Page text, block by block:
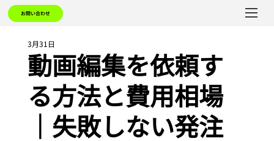
お問い合わせ
動画編集を依頼す
る方法と費用相場
｜失敗しない発注
3月31日